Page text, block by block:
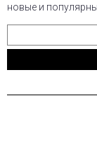
новые и